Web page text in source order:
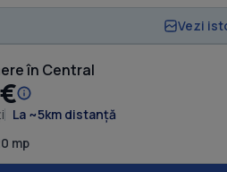
Vezi
în Central
La ~5km distanță
mp